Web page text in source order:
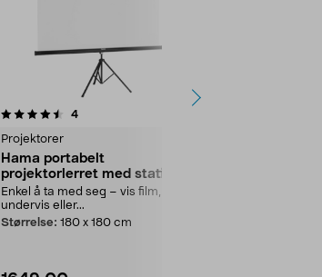
4anmeldelser
Projektorer
Hama portabelt
projektorlerret med stativ
Enkel å ta med seg – vis film,
undervis eller...
Størrelse: 180 x 180 cm
4.5 av 5 stjerner